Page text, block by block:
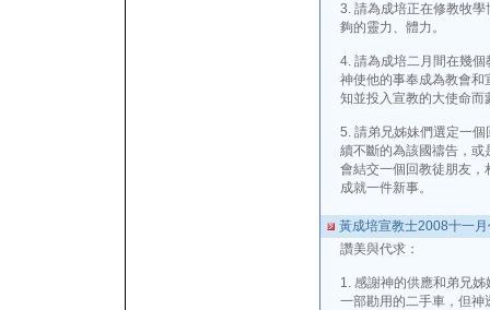
3. 請為成培正在修教牧
夠的靈力、體力。
4. 請為成培二月間在幾
神使他的事奉成為教會和
知並投入宣教的大使命而
5. 請弟兄姊妹們選定一
續不斷的為該國禱告，或
會結交一個回教徒朋友，
成就一件新事。
黃成培宣教士2008十一
讚美與代求：
1. 感謝神的供應和弟兄
一部勘用的二手車，但神